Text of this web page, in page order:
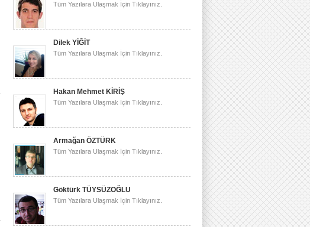
Tüm Yazılara Ulaşmak İçin Tıklayınız.
Dilek YİĞİT
Tüm Yazılara Ulaşmak İçin Tıklayınız.
Hakan Mehmet KİRİŞ
Tüm Yazılara Ulaşmak İçin Tıklayınız.
Armağan ÖZTÜRK
Tüm Yazılara Ulaşmak İçin Tıklayınız.
Göktürk TÜYSÜZOĞLU
Tüm Yazılara Ulaşmak İçin Tıklayınız.